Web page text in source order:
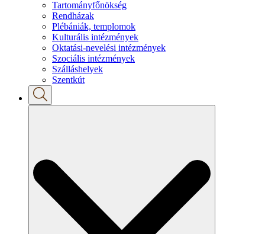
Tartományfőnökség
Rendházak
Plébániák, templomok
Kulturális intézmények
Oktatási-nevelési intézmények
Szociális intézmények
Szálláshelyek
Szentkút
Search